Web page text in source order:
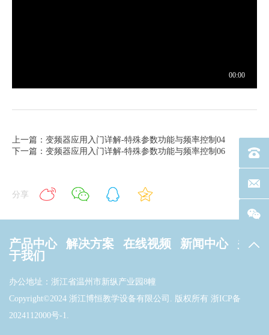
上一篇：变频器应用入门详解-特殊参数功能与频率控制04
下一篇：变频器应用入门详解-特殊参数功能与频率控制06
分享
产品中心 解决方案 在线视频 新闻中心
关
于我们
办公地址：浙江省温州市新纵产业园8幢
Copyright©2024 浙江博恒教学设备有限公司. 版权所有 浙ICP备
2024112000号-1.
电话
联系
返回